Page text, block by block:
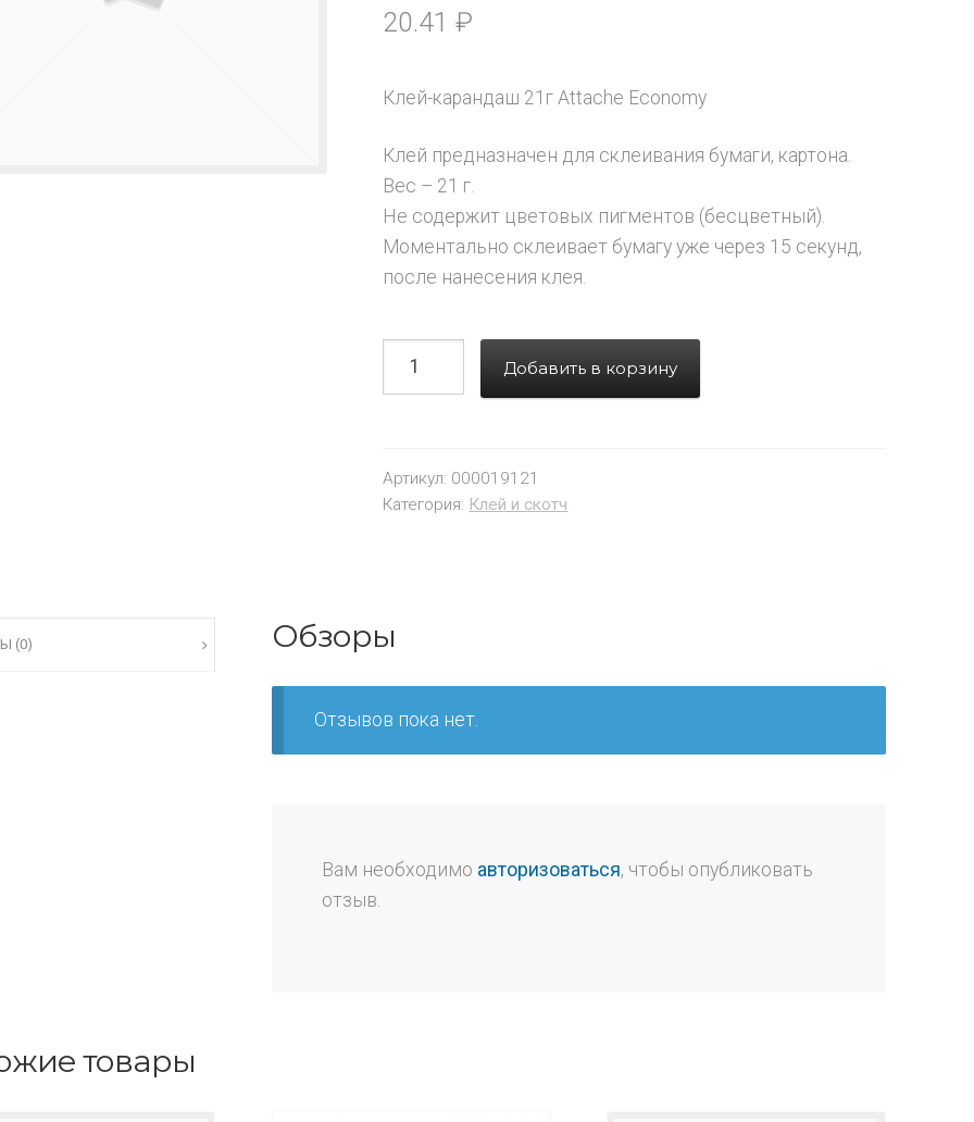
20.41₽
Клей-карандаш 21г Attache Economy
Клей предназначен для склеивания бумаги, картона.
Вес – 21 г.
Не содержит цветовых пигментов (бесцветный).
Моментально склеивает бумагу уже через 15 секунд,
после нанесения клея.
Добавить в корзину
Артикул: 000019121
Категория: Клей и скотч
(0) Обзоры
Отзывов пока нет.
Вам необходимо авторизоваться, чтобы опубликовать
отзыв.
товары